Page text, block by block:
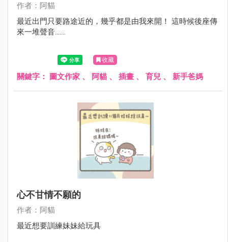
作者：阿貓
最近出門只要路途近的，幾乎都是由我來開！ 這時候後座傳
來一堆聲音.......
收藏
關鍵字： 圖文作家 、 阿貓 、 插畫 、 育兒 、 新手爸媽
心不甘情不願的
作者：阿貓
最近想要訓練妹妹給玩具